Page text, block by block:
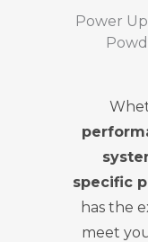
Power
specific
has the
meet